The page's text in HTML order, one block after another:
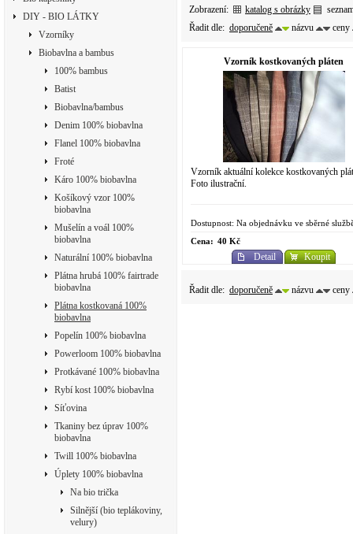
DIY - BIO LÁTKY
Vzorníky
Biobavlna a bambus
100% bambus
Batist
Biobavlna/bambus
Denim 100% biobavlna
Flanel 100% biobavlna
Froté
Káro 100% biobavlna
Košíkový vzor 100%
biobavlna
Mušelín a voál 100%
biobavlna
Naturální 100% biobavlna
Plátna hrubá 100% fairtrade
biobavlna
Plátna kostkovaná 100%
biobavlna
Popelín 100% biobavlna
Powerloom 100% biobavlna
Protkávané 100% biobavlna
Rybí kost 100% biobavlna
Síťovina
Tkaniny bez úprav 100%
biobavlna
Twill 100% biobavlna
Úplety 100% biobavlna
Na bio trička
Silnější (bio teplákoviny,
velury)
Zobrazení: katalog s obrázky
Řadit dle: doporučeně názvu ceny
Vzorník kostkovaných pláten
Vzorník aktuální kolekce kostkovaných
Foto ilustrační.
Dostupnost: Na objednávku ve sběrné
Cena: 40 Kč
Detail Koupit
Řadit dle: doporučeně názvu ceny